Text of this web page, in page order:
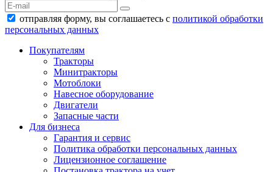
отправляя форму, вы соглашаетесь с политикой обработки
персональных данных
Покупателям
Тракторы
Минитракторы
Мотоблоки
Навесное оборудование
Двигатели
Запасные части
Для бизнеса
Гарантия и сервис
Политика обработки персональных данных
Лицензионное соглашение